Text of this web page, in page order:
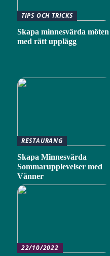
TIPS OCH TRICKS
Skapa minnesvärda möten
med rätt upplägg
RESTAURANG
Skapa Minnesvärda
Sommarupplevelser med
Vänner
22/10/2022